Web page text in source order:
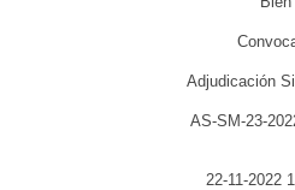
Adjudicación
AS-SM-23-
22-11-2022